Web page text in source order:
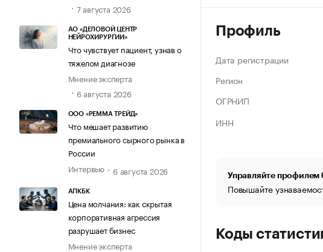
7 августа 2026
АО «ДЕЛОВОЙ ЦЕНТР
НЕЙРОХИРУРГИИ»
Что чувствует пациент, узнав о
тяжелом диагнозе
Мнение эксперта
6 августа 2026
ООО «РЕММА ТРЕЙД»
Что мешает развитию
премиального сырного рынка в
России
Интервью
6 августа 2026
АПКБК
Цена молчания: как скрытая
корпоративная агрессия
разрушает бизнес
Мнение эксперта
Профиль
Дата регистрации
Регион
ОГРНИП
ИНН
Управляйте профилем
Повышайте
Коды